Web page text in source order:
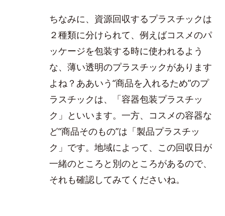
ちなみに、資源回収するプラスチックは
２種類に分けられて、例えばコスメのパ
ッケージを包装する時に使われるよう
な、薄い透明のプラスチックがあります
よね？ああいう“商品を入れるため”のプ
ラスチックは、「容器包装プラスチッ
ク」といいます。一方、コスメの容器な
ど“商品そのもの”は「製品プラスチッ
ク」です。地域によって、この回収日が
一緒のところと別のところがあるので、
それも確認してみてくださいね。